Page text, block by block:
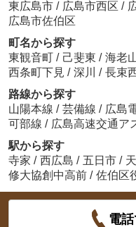
東広島市 / 広島市西区 /
広島市佐伯区
町名から探す
東観音町 / 己斐東 / 海老
西条町下見 / 深川 / 長束
路線から探す
山陽本線 / 芸備線 / 広島
可部線 / 広島高速交通ア
駅から探す
寺家 / 西広島 / 五日市 /
修大協創中高前 / 佐伯区
電